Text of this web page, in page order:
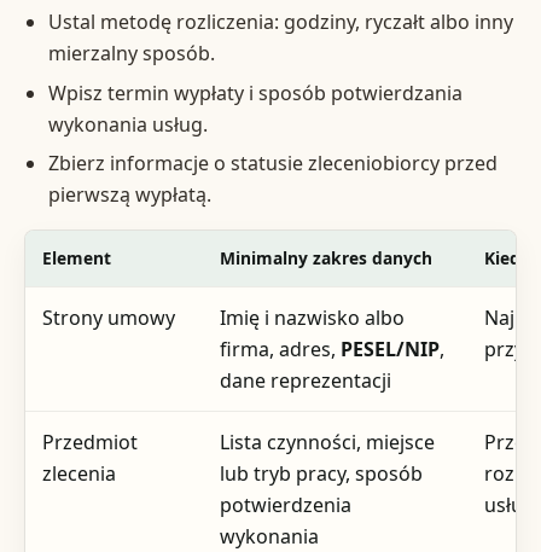
Ustal metodę rozliczenia: godziny, ryczałt albo inny
mierzalny sposób.
Wpisz termin wypłaty i sposób potwierdzania
wykonania usług.
Zbierz informacje o statusie zleceniobiorcy przed
pierwszą wypłatą.
Element Minimalny zakres danych Kiedy
Strony umowy
Imię i nazwisko albo
firma, adres, PESEL/NIP,
dane reprezentacji
przy
Przedmiot
zlecenia
Lista czynności, miejsce
lub tryb pracy, sposób
potwierdzenia
wykonania
Przed
usług